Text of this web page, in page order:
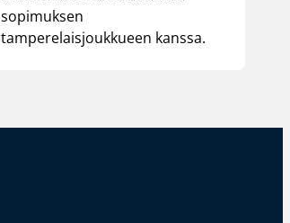
sopimuksen
tamperelaisjoukkueen kanssa.